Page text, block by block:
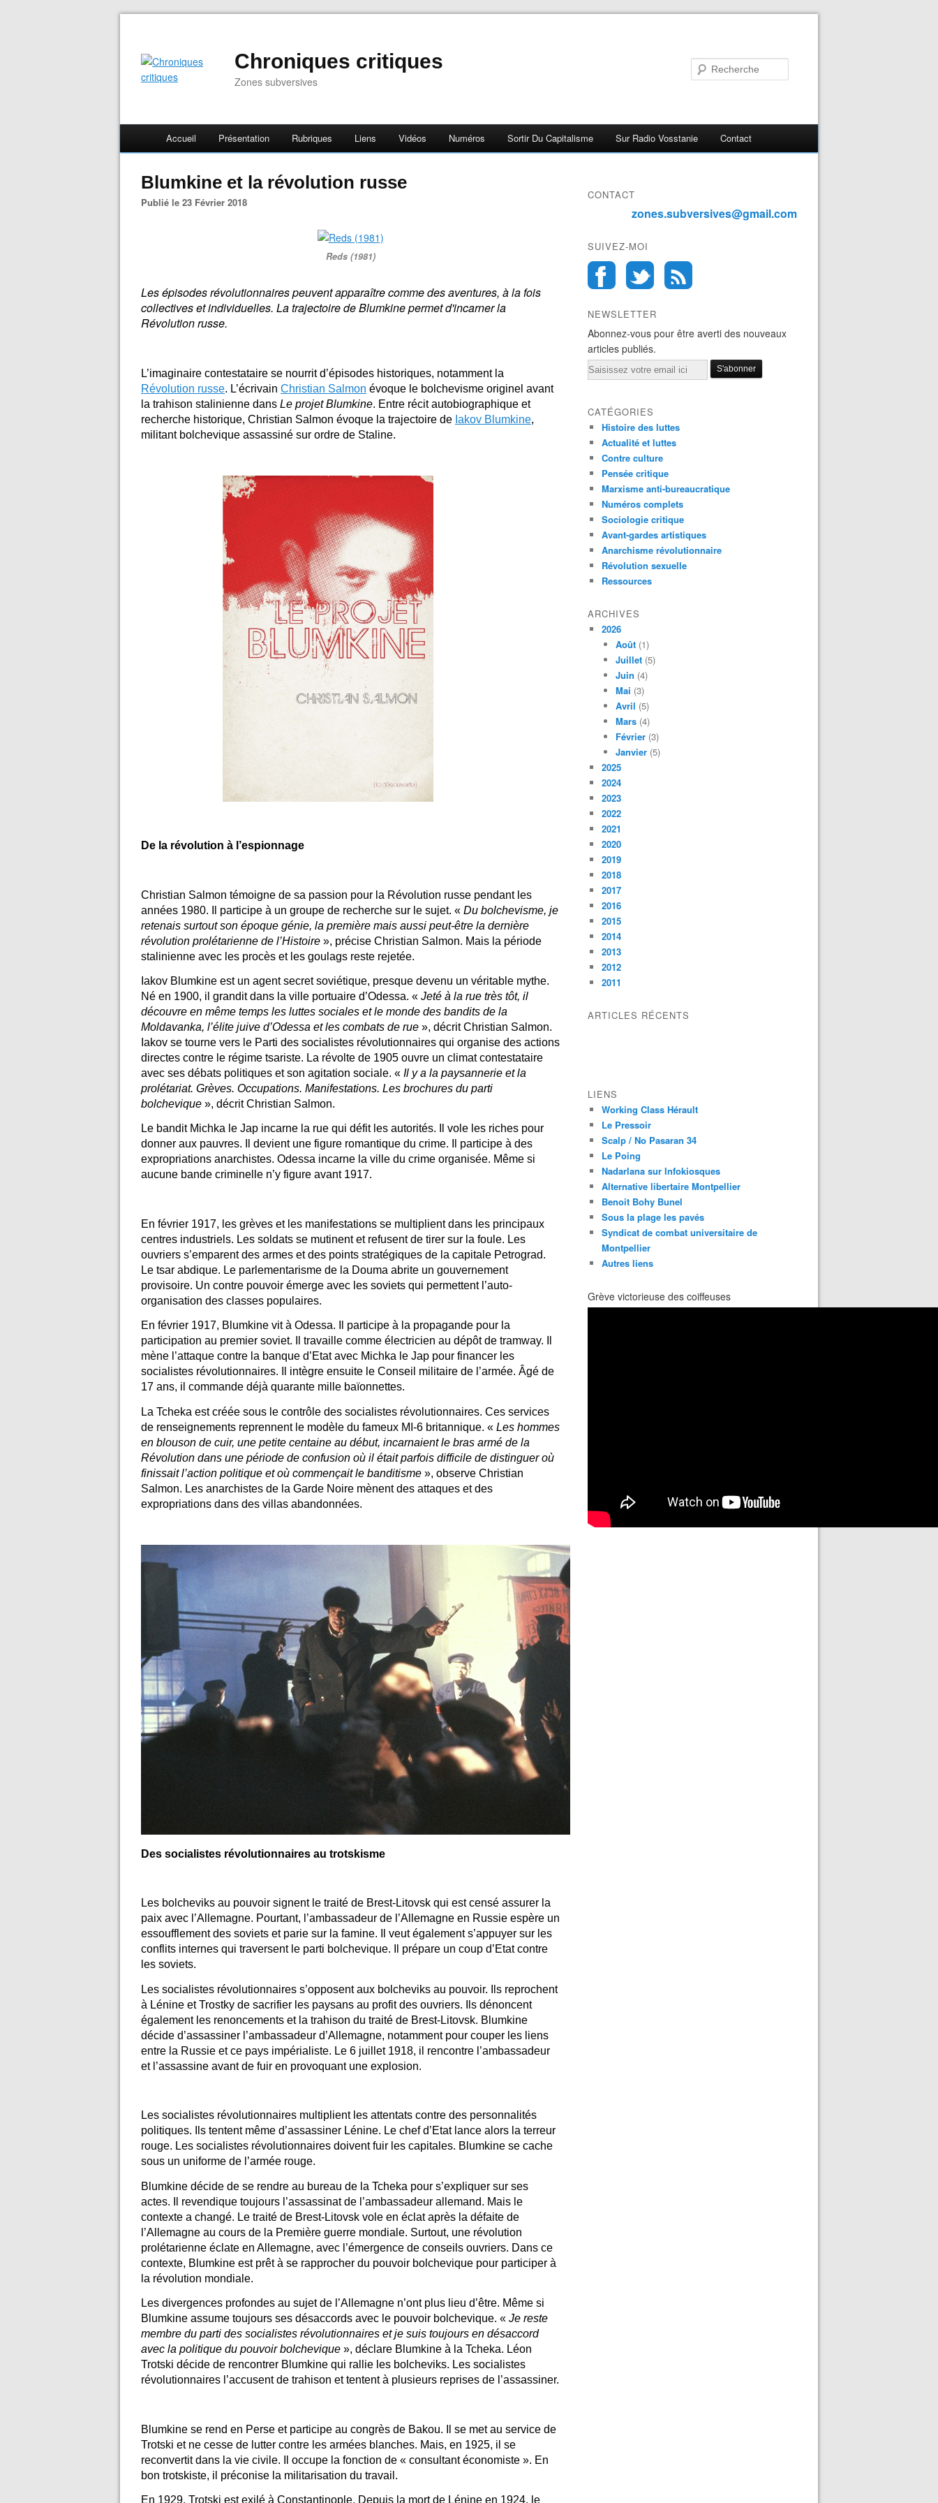
Chroniques critiques
Zones subversives
Accueil Présentation Rubriques Liens Vidéos Numéros Sortir Du Capitalisme Sur Radio Vosstanie Contact
Blumkine et la révolution russe
Publié le 23 Février 2018
Reds (1981)
Les épisodes révolutionnaires peuvent apparaître comme des aventures, à la fois
collectives et individuelles. La trajectoire de Blumkine permet d'incarner la
Révolution russe.
L’imaginaire contestataire se nourrit d’épisodes historiques, notamment la
Révolution russe. L’écrivain Christian Salmon évoque le bolchevisme originel avant
la trahison stalinienne dans Le projet Blumkine. Entre récit autobiographique et
recherche historique, Christian Salmon évoque la trajectoire de Iakov Blumkine,
militant bolchevique assassiné sur ordre de Staline.
De la révolution à l’espionnage
Christian Salmon témoigne de sa passion pour la Révolution russe pendant les
années 1980. Il participe à un groupe de recherche sur le sujet. « Du bolchevisme, je
retenais surtout son époque génie, la première mais aussi peut-être la dernière
révolution prolétarienne de l’Histoire », précise Christian Salmon. Mais la période
stalinienne avec les procès et les goulags reste rejetée.
Iakov Blumkine est un agent secret soviétique, presque devenu un véritable mythe.
Né en 1900, il grandit dans la ville portuaire d’Odessa. « Jeté à la rue très tôt, il
découvre en même temps les luttes sociales et le monde des bandits de la
Moldavanka, l’élite juive d’Odessa et les combats de rue », décrit Christian Salmon.
Iakov se tourne vers le Parti des socialistes révolutionnaires qui organise des actions
directes contre le régime tsariste. La révolte de 1905 ouvre un climat contestataire
avec ses débats politiques et son agitation sociale. « Il y a la paysannerie et la
prolétariat. Grèves. Occupations. Manifestations. Les brochures du parti
bolchevique », décrit Christian Salmon.
Le bandit Michka le Jap incarne la rue qui défit les autorités. Il vole les riches pour
donner aux pauvres. Il devient une figure romantique du crime. Il participe à des
expropriations anarchistes. Odessa incarne la ville du crime organisée. Même si
aucune bande criminelle n’y figure avant 1917.
En février 1917, les grèves et les manifestations se multiplient dans les principaux
centres industriels. Les soldats se mutinent et refusent de tirer sur la foule. Les
ouvriers s’emparent des armes et des points stratégiques de la capitale Petrograd.
Le tsar abdique. Le parlementarisme de la Douma abrite un gouvernement
provisoire. Un contre pouvoir émerge avec les soviets qui permettent l’auto-
organisation des classes populaires.
En février 1917, Blumkine vit à Odessa. Il participe à la propagande pour la
participation au premier soviet. Il travaille comme électricien au dépôt de tramway. Il
mène l’attaque contre la banque d’Etat avec Michka le Jap pour financer les
socialistes révolutionnaires. Il intègre ensuite le Conseil militaire de l’armée. Âgé de
17 ans, il commande déjà quarante mille baïonnettes.
La Tcheka est créée sous le contrôle des socialistes révolutionnaires. Ces services
de renseignements reprennent le modèle du fameux MI-6 britannique. « Les hommes
en blouson de cuir, une petite centaine au début, incarnaient le bras armé de la
Révolution dans une période de confusion où il était parfois difficile de distinguer où
finissait l’action politique et où commençait le banditisme », observe Christian
Salmon. Les anarchistes de la Garde Noire mènent des attaques et des
expropriations dans des villas abandonnées.
Des socialistes révolutionnaires au trotskisme
Les bolcheviks au pouvoir signent le traité de Brest-Litovsk qui est censé assurer la
paix avec l’Allemagne. Pourtant, l’ambassadeur de l’Allemagne en Russie espère un
essoufflement des soviets et parie sur la famine. Il veut également s’appuyer sur les
conflits internes qui traversent le parti bolchevique. Il prépare un coup d’Etat contre
les soviets.
Les socialistes révolutionnaires s’opposent aux bolcheviks au pouvoir. Ils reprochent
à Lénine et Trostky de sacrifier les paysans au profit des ouvriers. Ils dénoncent
également les renoncements et la trahison du traité de Brest-Litovsk. Blumkine
décide d’assassiner l’ambassadeur d’Allemagne, notamment pour couper les liens
entre la Russie et ce pays impérialiste. Le 6 juillet 1918, il rencontre l’ambassadeur
et l’assassine avant de fuir en provoquant une explosion.
Les socialistes révolutionnaires multiplient les attentats contre des personnalités
politiques. Ils tentent même d’assassiner Lénine. Le chef d’Etat lance alors la terreur
rouge. Les socialistes révolutionnaires doivent fuir les capitales. Blumkine se cache
sous un uniforme de l’armée rouge.
Blumkine décide de se rendre au bureau de la Tcheka pour s’expliquer sur ses
actes. Il revendique toujours l’assassinat de l’ambassadeur allemand. Mais le
contexte a changé. Le traité de Brest-Litovsk vole en éclat après la défaite de
l’Allemagne au cours de la Première guerre mondiale. Surtout, une révolution
prolétarienne éclate en Allemagne, avec l’émergence de conseils ouvriers. Dans ce
contexte, Blumkine est prêt à se rapprocher du pouvoir bolchevique pour participer à
la révolution mondiale.
Les divergences profondes au sujet de l’Allemagne n’ont plus lieu d’être. Même si
Blumkine assume toujours ses désaccords avec le pouvoir bolchevique. « Je reste
membre du parti des socialistes révolutionnaires et je suis toujours en désaccord
avec la politique du pouvoir bolchevique », déclare Blumkine à la Tcheka. Léon
Trotski décide de rencontrer Blumkine qui rallie les bolcheviks. Les socialistes
révolutionnaires l’accusent de trahison et tentent à plusieurs reprises de l’assassiner.
Blumkine se rend en Perse et participe au congrès de Bakou. Il se met au service de
Trotski et ne cesse de lutter contre les armées blanches. Mais, en 1925, il se
reconvertit dans la vie civile. Il occupe la fonction de « consultant économiste ». En
bon trotskiste, il préconise la militarisation du travail.
En 1929, Trotski est exilé à Constantinople. Depuis la mort de Lénine en 1924, le
CONTACT
zones.subversives@gmail.com
SUIVEZ-MOI
NEWSLETTER
Abonnez-vous pour être averti des nouveaux
articles publiés.
Email
CATÉGORIES
Histoire des luttes
Actualité et luttes
Contre culture
Pensée critique
Marxisme anti-bureaucratique
Numéros complets
Sociologie critique
Avant-gardes artistiques
Anarchisme révolutionnaire
Révolution sexuelle
Ressources
ARCHIVES
2026
Août (1)
Juillet (5)
Juin (4)
Mai (3)
Avril (5)
Mars (4)
Février (3)
Janvier (5)
2025
2024
2023
2022
2021
2020
2019
2018
2017
2016
2015
2014
2013
2012
2011
ARTICLES RÉCENTS
LIENS
Working Class Hérault
Le Pressoir
Scalp / No Pasaran 34
Le Poing
Nadarlana sur Infokiosques
Alternative libertaire Montpellier
Benoit Bohy Bunel
Sous la plage les pavés
Syndicat de combat universitaire de
Montpellier
Autres liens
Grève victorieuse des coiffeuses